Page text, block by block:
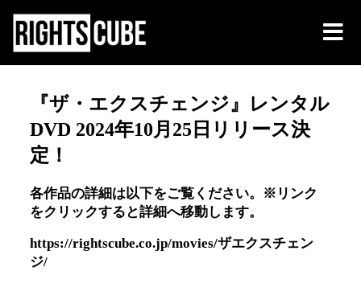
『ザ・エクスチェンジ』レンタル
DVD 2024年10月25日リリース決
定！
各作品の詳細は以下をご覧ください。※リンク
をクリックすると詳細へ移動します。
https://rightscube.co.jp/movies/ザエクスチェン
ジ/